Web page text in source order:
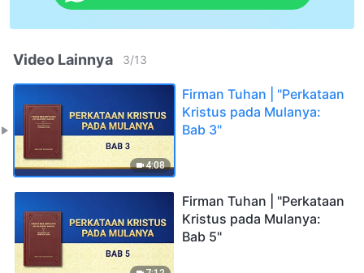
Video Lainnya 3/13
4:08
Firman Tuhan | "Perkataan
Kristus pada Mulanya:
Bab 3"
Firman Tuhan | "Perkataan
Kristus pada Mulanya:
Bab 5"